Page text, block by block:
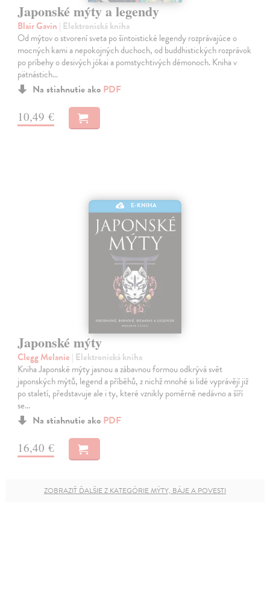
Japonské mýty a legendy
Blair Gavin | Elektronická kniha
Od mýtov o stvorení sveta po šintoistické legendy rozprávajúce o
mocných kami a nepokojných duchoch, od buddhistických rozprávok
po príbehy o desivých jókai a pomstychtivých démonoch. Kniha v
pätnástich…
Na stiahnutie ako PDF
10,49 €
E-KNIHA
Japonské mýty
Clegg Melanie | Elektronická kniha
Kniha Japonské mýty jasnou a zábavnou formou odkrývá svět
japonských mýtů, legend a příběhů, z nichž mnohé si lidé vyprávějí již
po staletí, představuje ale i ty, které vznikly poměrně nedávno a šíří
se…
Na stiahnutie ako PDF
16,40 €
ZOBRAZIŤ ĎALŠIE Z KATEGÓRIE MÝTY, BÁJE A POVESTI